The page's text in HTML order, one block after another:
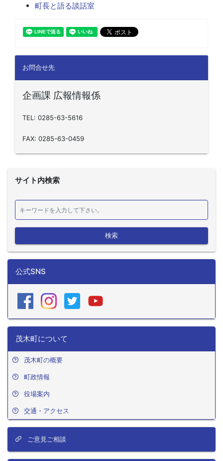
町長と語る談話室
お問合せ先
企画課 広報情報係
TEL: 0285-63-5616
FAX: 0285-63-0459
サイト内検索
検索
公式SNS
茂木町について
茂木町の概要
町政情報
役場案内
交通・アクセス
ご意見ご相談